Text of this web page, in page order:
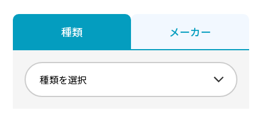
種類 メーカー